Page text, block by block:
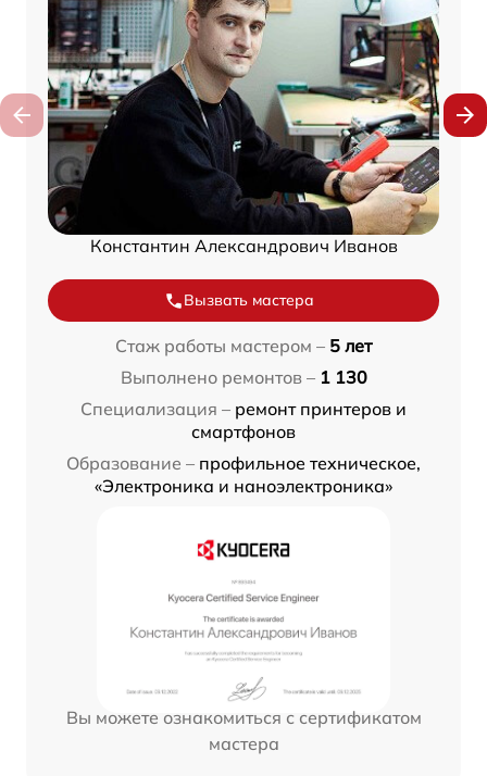
Константин Александрович Иванов
Вызвать мастера
Стаж работы мастером – 5 лет
Выполнено ремонтов – 1 130
Специализация – ремонт принтеров и
смартфонов
Образование – профильное техническое,
«Электроника и наноэлектроника»
Вы можете ознакомиться с сертификатом
мастера